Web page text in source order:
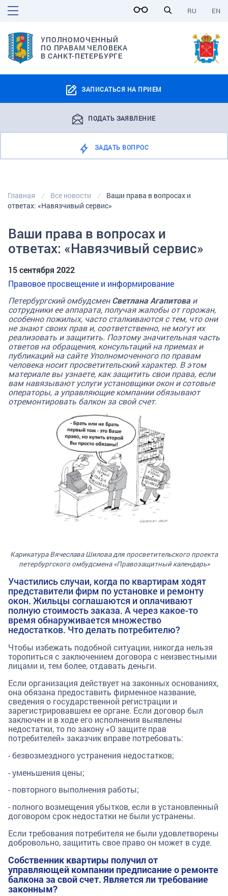
EN
RU
УПОЛНОМОЧЕННЫЙ
ПО ПРАВАМ ЧЕЛОВЕКА
В САНКТ-ПЕТЕРБУРГЕ
ЗАПИСАТЬСЯ НА ПРИЕМ
ПОДАТЬ ЗАЯВЛЕНИЕ
ЗАДАТЬ ВОПРОС
Главная Все новости
Ваши права в вопросах и
ответах: «Навязчивый сервис»
Ваши права в вопросах и
ответах: «Навязчивый сервис»
15 сентября 2022
Правовое просвещение и информирование
Петербургский омбудсменСветлана Агапитоваи
сотрудники ее аппарата, получая жалобы от горожан,
особенно пожилых, часто сталкиваются с тем, что они
не знают своих прав и, соответственно, не могут их
реализовать и защитить. Поэтому значительная часть
ответов на обращения, консультаций на приемах и
публикаций на сайте Уполномоченного по правам
человека носит просветительский характер. В этом
материале вы узнаете, как защитить свои права, если
вам навязывают услуги установщики окон и сотовые
операторы, а управляющие компании обязывают
отремонтировать балкон за свой счет.
Карикатура Вячеслава Шилова для просветительского проекта
петербургского омбудсмена «Правозащитный календарь»
Участились случаи, когда по квартирам ходят
представители фирм по установке и ремонту
окон. Жильцы соглашаются и оплачивают
полную стоимость заказа. А через какое-то
время обнаруживается множество
недостатков. Что делать потребителю?
Чтобы избежать подобной ситуации, никогда нельзя
торопиться с заключением договора с неизвестными
лицами и, тем более, отдавать деньги.
Если организация действует на законных основаниях,
она обязана предоставить фирменное название,
сведения о государственной регистрации и
зарегистрировавшем ее органе. Если договор был
заключен и в ходе его исполнения выявлены
недостатки, то по закону «О защите прав
потребителей» заказчик вправе потребовать:
- безвозмездного устранения недостатков;
- уменьшения цены;
- повторного выполнения работы;
- полного возмещения убытков, если в установленный
договором срок недостатки не были устранены.
Если требования потребителя не были удовлетворены
добровольно, защитить свое право он может в суде.
Собственник квартиры получил от
управляющей компании предписание о ремонте
балкона за свой счет. Является ли требование
законным?